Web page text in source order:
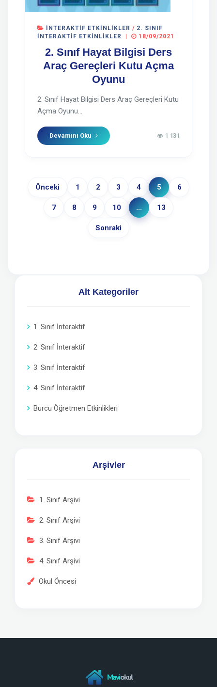
İNTERAKTIF ETKINLIKLER / 2. SINIF
İNTERAKTIF ETKINLIKLER
18/09/2021
2. Sınıf Hayat Bilgisi Ders
Araç Gereçleri Kutu Açma
Oyunu
2. Sınıf Hayat Bilgisi Ders Araç Gereçleri Kutu
Açma Oyunu...
Devamını Oku 1 131
Önceki 1 2 3 4 5 6
7 8 9 10 ... 13
Sonraki
Alt Kategoriler
1. Sınıf İnteraktif
2. Sınıf İnteraktif
3. Sınıf İnteraktif
4. Sınıf İnteraktif
Burcu Öğretmen Etkinlikleri
Arşivler
1. Sınıf Arşivi
2. Sınıf Arşivi
3. Sınıf Arşivi
4. Sınıf Arşivi
Okul Öncesi
Maviokul